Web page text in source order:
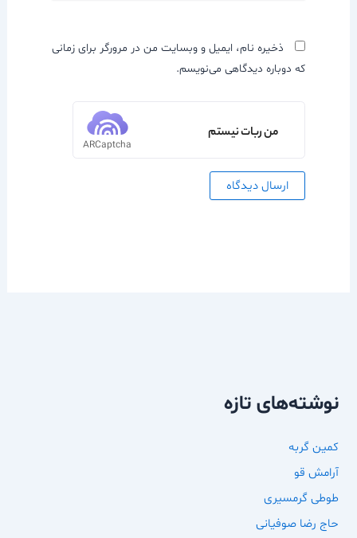
ذخیره نام، ایمیل و وبسایت من در مرورگر برای زمانی
که دوباره دیدگاهی می‌نویسم.
من ربات نیستم
ARCaptcha
نوشته‌های تازه
کمین گربه
آرامش قو
طوطی گرمسیری
حاج رضا صوفیانی